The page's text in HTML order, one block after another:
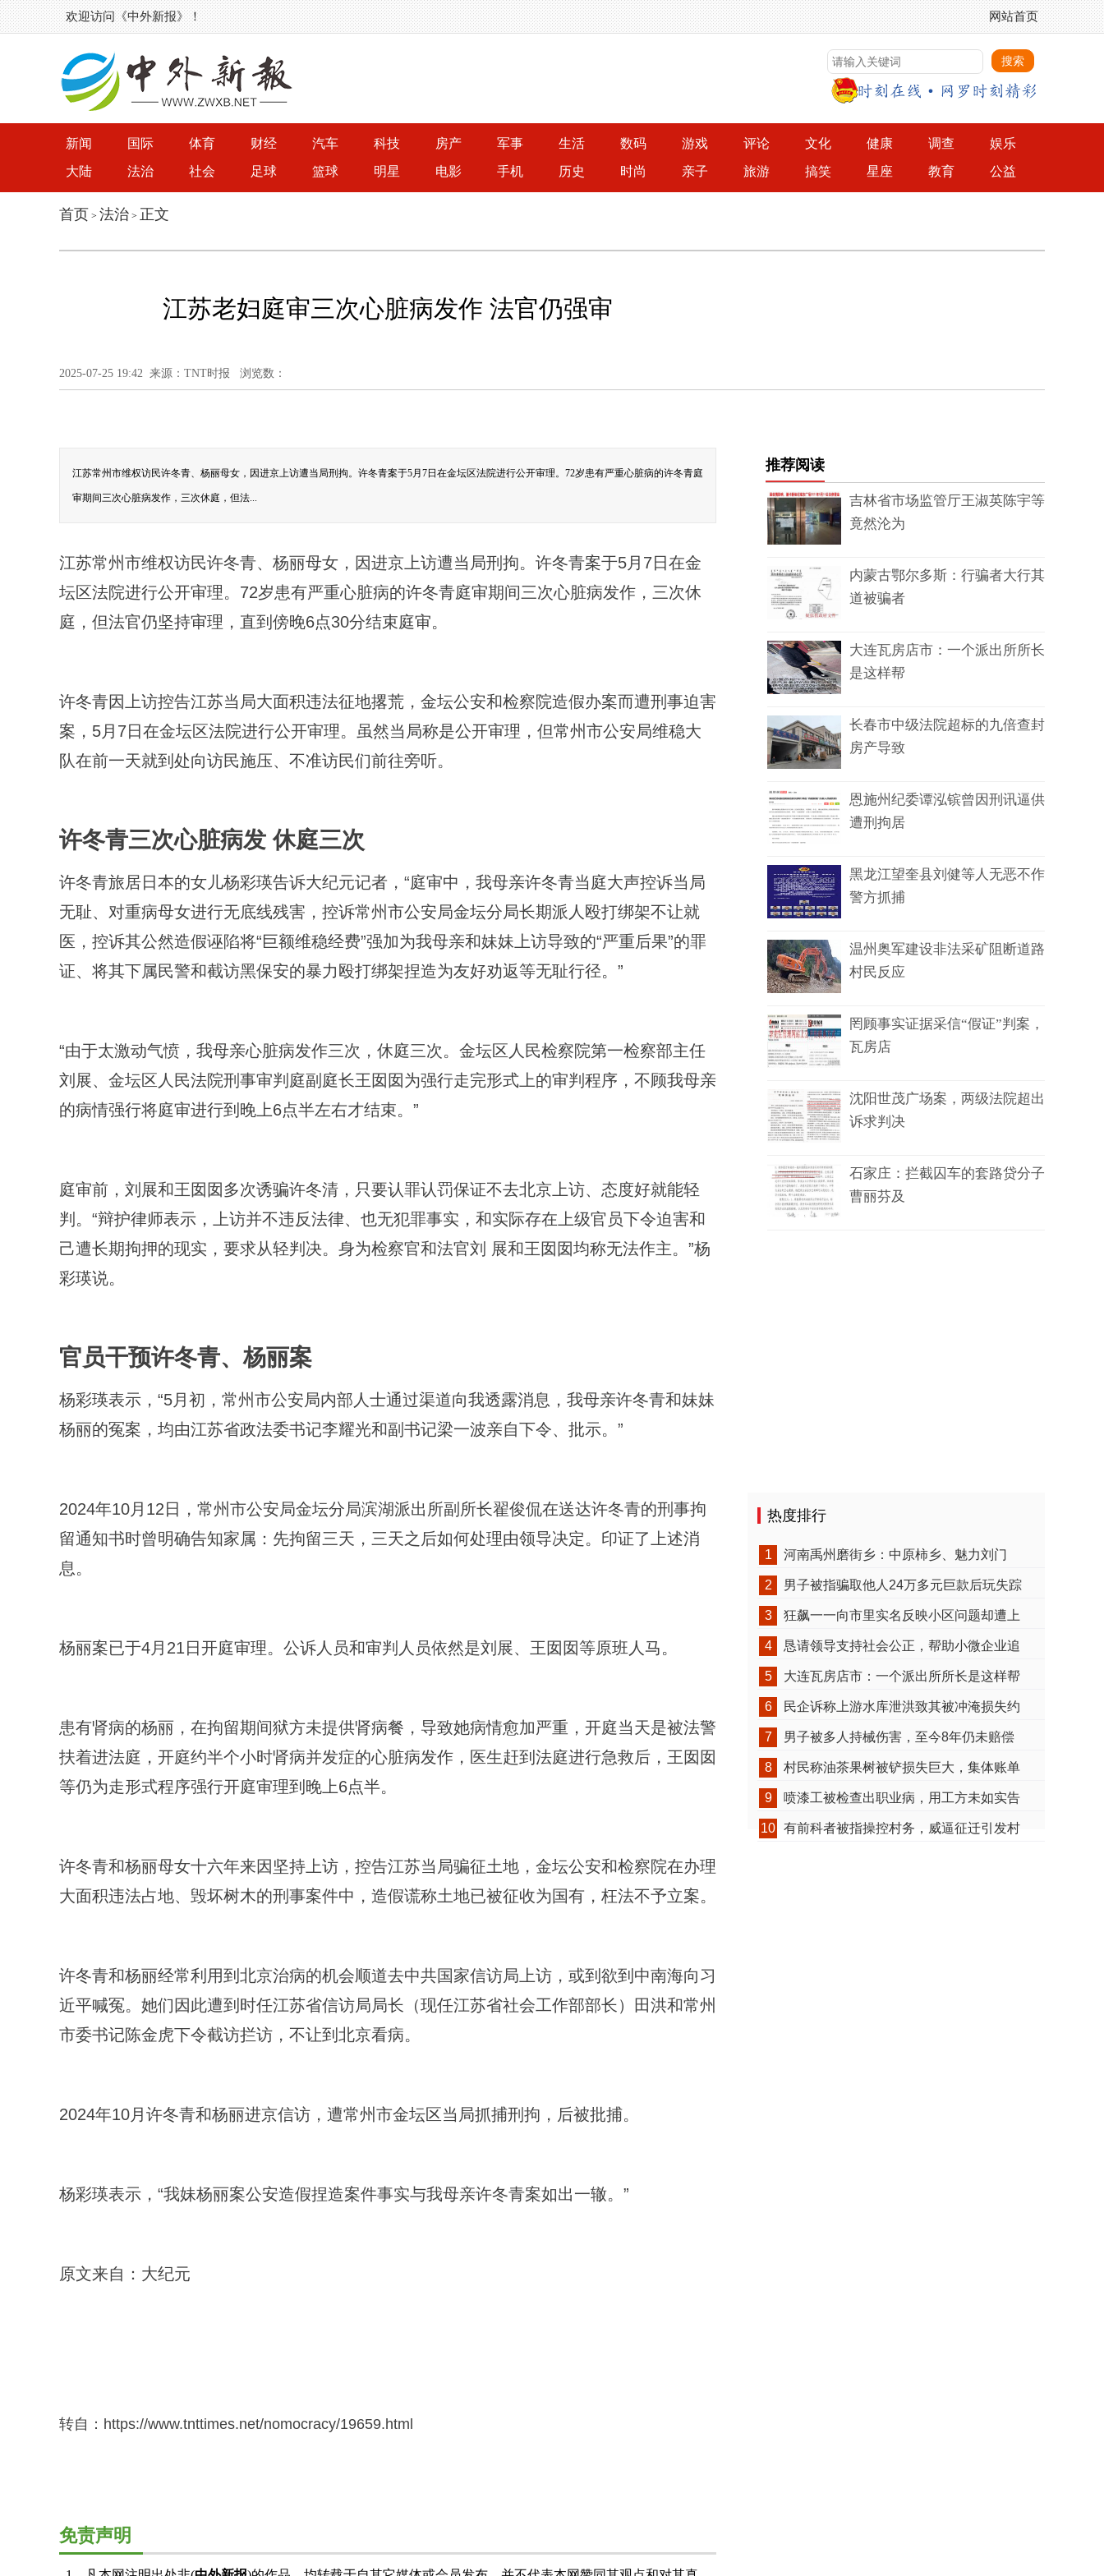
欢迎访问《中外新报》！ 网站首页
新闻 国际 体育 财经 汽车 科技 房产 军事 生活 数码 游戏 评论 文化 健康 调查
娱乐
大陆
法治 社会 足球 篮球 明星 电影 手机 历史 时尚 亲子 旅游 搞笑 星座 教育 公益
首页 > 法治 > 正文
江苏老妇庭审三次心脏病发作 法官仍强审
2025-07-25 19:42 来源：TNT时报 浏览数：
江苏常州市维权访民许冬青、杨丽母女，因进京上访遭当局刑拘。许冬青案于5月7日在金坛区法院进行公开审理。72岁患有严重心脏病的许冬青庭
审期间三次心脏病发作，三次休庭，但法...
江苏常州市维权访民许冬青、杨丽母女，因进京上访遭当局刑拘。许冬青案于5月7日在金
坛区法院进行公开审理。72岁患有严重心脏病的许冬青庭审期间三次心脏病发作，三次休
庭，但法官仍坚持审理，直到傍晚6点30分结束庭审。
许冬青因上访控告江苏当局大面积违法征地撂荒，金坛公安和检察院造假办案而遭刑事迫害
案，5月7日在金坛区法院进行公开审理。虽然当局称是公开审理，但常州市公安局维稳大
队在前一天就到处向访民施压、不准访民们前往旁听。
许冬青三次心脏病发 休庭三次
许冬青旅居日本的女儿杨彩瑛告诉大纪元记者，“庭审中，我母亲许冬青当庭大声控诉当局
无耻、对重病母女进行无底线残害，控诉常州市公安局金坛分局长期派人殴打绑架不让就
医，控诉其公然造假诬陷将“巨额维稳经费”强加为我母亲和妹妹上访导致的“严重后果”的罪
证、将其下属民警和截访黑保安的暴力殴打绑架捏造为友好劝返等无耻行径。”
“由于太激动气愤，我母亲心脏病发作三次，休庭三次。金坛区人民检察院第一检察部主任
刘展、金坛区人民法院刑事审判庭副庭长王囡囡为强行走完形式上的审判程序，不顾我母亲
的病情强行将庭审进行到晚上6点半左右才结束。”
庭审前，刘展和王囡囡多次诱骗许冬清，只要认罪认罚保证不去北京上访、态度好就能轻
判。“辩护律师表示，上访并不违反法律、也无犯罪事实，和实际存在上级官员下令迫害和
己遭长期拘押的现实，要求从轻判决。身为检察官和法官刘 展和王囡囡均称无法作主。”杨
彩瑛说。
官员干预许冬青、杨丽案
杨彩瑛表示，“5月初，常州市公安局内部人士通过渠道向我透露消息，我母亲许冬青和妹妹
杨丽的冤案，均由江苏省政法委书记李耀光和副书记梁一波亲自下令、批示。”
2024年10月12日，常州市公安局金坛分局滨湖派出所副所长翟俊侃在送达许冬青的刑事拘
留通知书时曾明确告知家属：先拘留三天，三天之后如何处理由领导决定。印证了上述消
息。
杨丽案已于4月21日开庭审理。公诉人员和审判人员依然是刘展、王囡囡等原班人马。
患有肾病的杨丽，在拘留期间狱方未提供肾病餐，导致她病情愈加严重，开庭当天是被法警
扶着进法庭，开庭约半个小时肾病并发症的心脏病发作，医生赶到法庭进行急救后，王囡囡
等仍为走形式程序强行开庭审理到晚上6点半。
许冬青和杨丽母女十六年来因坚持上访，控告江苏当局骗征土地，金坛公安和检察院在办理
大面积违法占地、毁坏树木的刑事案件中，造假谎称土地已被征收为国有，枉法不予立案。
许冬青和杨丽经常利用到北京治病的机会顺道去中共国家信访局上访，或到欲到中南海向习
近平喊冤。她们因此遭到时任江苏省信访局局长（现任江苏省社会工作部部长）田洪和常州
市委书记陈金虎下令截访拦访，不让到北京看病。
2024年10月许冬青和杨丽进京信访，遭常州市金坛区当局抓捕刑拘，后被批捕。
杨彩瑛表示，“我妹杨丽案公安造假捏造案件事实与我母亲许冬青案如出一辙。”
原文来自：大纪元
转自：https://www.tnttimes.net/nomocracy/19659.html
免责声明
推荐阅读
吉林省市场监管厅王淑英陈宇等
竟然沦为
内蒙古鄂尔多斯：行骗者大行其
道被骗者
大连瓦房店市：一个派出所所长
是这样帮
长春市中级法院超标的九倍查封
房产导致
恩施州纪委谭泓镔曾因刑讯逼供
遭刑拘居
黑龙江望奎县刘健等人无恶不作
警方抓捕
温州奥军建设非法采矿阻断道路
村民反应
罔顾事实证据采信“假证”判案，
瓦房店
沈阳世茂广场案，两级法院超出
诉求判决
石家庄：拦截囚车的套路贷分子
曹丽芬及
热度排行
1 河南禹州磨街乡：中原柿乡、魅力刘门
2 男子被指骗取他人24万多元巨款后玩失踪
3 狂飙一一向市里实名反映小区问题却遭上
4 恳请领导支持社会公正，帮助小微企业追
5 大连瓦房店市：一个派出所所长是这样帮
6 民企诉称上游水库泄洪致其被冲淹损失约
7 男子被多人持械伤害，至今8年仍未赔偿
8 村民称油茶果树被铲损失巨大，集体账单
9 喷漆工被检查出职业病，用工方未如实告
10 有前科者被指操控村务，威逼征迁引发村